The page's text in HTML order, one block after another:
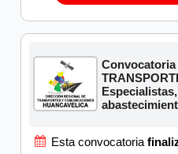
Convocatoria
Esta convocatoria